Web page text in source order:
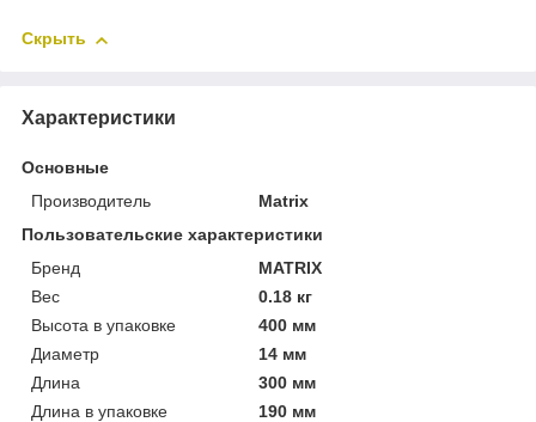
Скрыть
Характеристики
Основные
Производитель
Matrix
Пользовательские характеристики
Бренд
MATRIX
Вес
0.18 кг
Высота в упаковке
400 мм
Диаметр
14 мм
Длина
300 мм
Длина в упаковке
190 мм